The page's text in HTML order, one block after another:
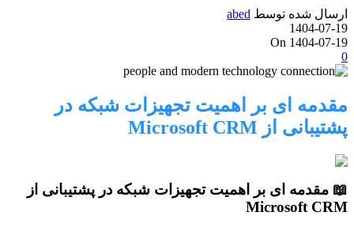
ارسال شده توسط abed
1404-07-19
On 1404-07-19
0
مقدمه ای بر اهمیت تجهیزات شبکه در
پشتیبانی از Microsoft CRM
📖 مقدمه ای بر اهمیت تجهیزات شبکه در پشتیبانی از
Microsoft CRM